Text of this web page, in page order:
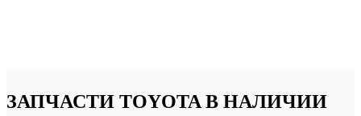
ЗАПЧАСТИ TOYOTA В НАЛИЧИИ